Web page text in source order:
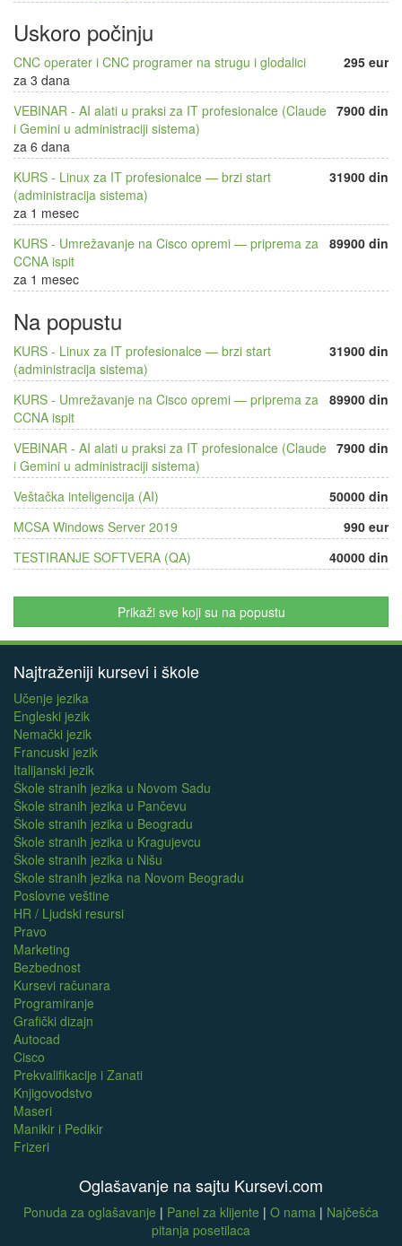
Uskoro počinju
295 eur
CNC operater i CNC programer na strugu i glodalici
za 3 dana
7900 din
VEBINAR - AI alati u praksi za IT profesionalce (Claude
i Gemini u administraciji sistema)
za 6 dana
31900 din
KURS - Linux za IT profesionalce — brzi start
(administracija sistema)
za 1 mesec
89900 din
KURS - Umrežavanje na Cisco opremi — priprema za
CCNA ispit
za 1 mesec
Na popustu
31900 din
KURS - Linux za IT profesionalce — brzi start
(administracija sistema)
89900 din
KURS - Umrežavanje na Cisco opremi — priprema za
CCNA ispit
7900 din
VEBINAR - AI alati u praksi za IT profesionalce (Claude
i Gemini u administraciji sistema)
50000 din
Veštačka inteligencija (AI)
990 eur
MCSA Windows Server 2019
40000 din
TESTIRANJE SOFTVERA (QA)
Prikaži sve koji su na popustu
Najtraženiji kursevi i škole
Učenje jezika
Engleski jezik
Nemački jezik
Francuski jezik
Italijanski jezik
Škole stranih jezika u Novom Sadu
Škole stranih jezika u Pančevu
Škole stranih jezika u Beogradu
Škole stranih jezika u Kragujevcu
Škole stranih jezika u Nišu
Škole stranih jezika na Novom Beogradu
Poslovne veštine
HR / Ljudski resursi
Pravo
Marketing
Bezbednost
Kursevi računara
Programiranje
Grafički dizajn
Autocad
Cisco
Prekvalifikacije i Zanati
Knjigovodstvo
Maseri
Manikir i Pedikir
Frizeri
Oglašavanje na sajtu Kursevi.com
Ponuda za oglašavanje | Panel za klijente | O nama | Najčešća
pitanja posetilaca